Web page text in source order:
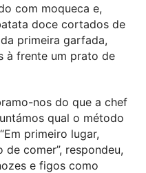
com moqueca e,
doce cortados de
primeira garfada,
à frente um prato de
nos do que a chef
qual o método
primeiro lugar,
comer”, respondeu,
e figos como